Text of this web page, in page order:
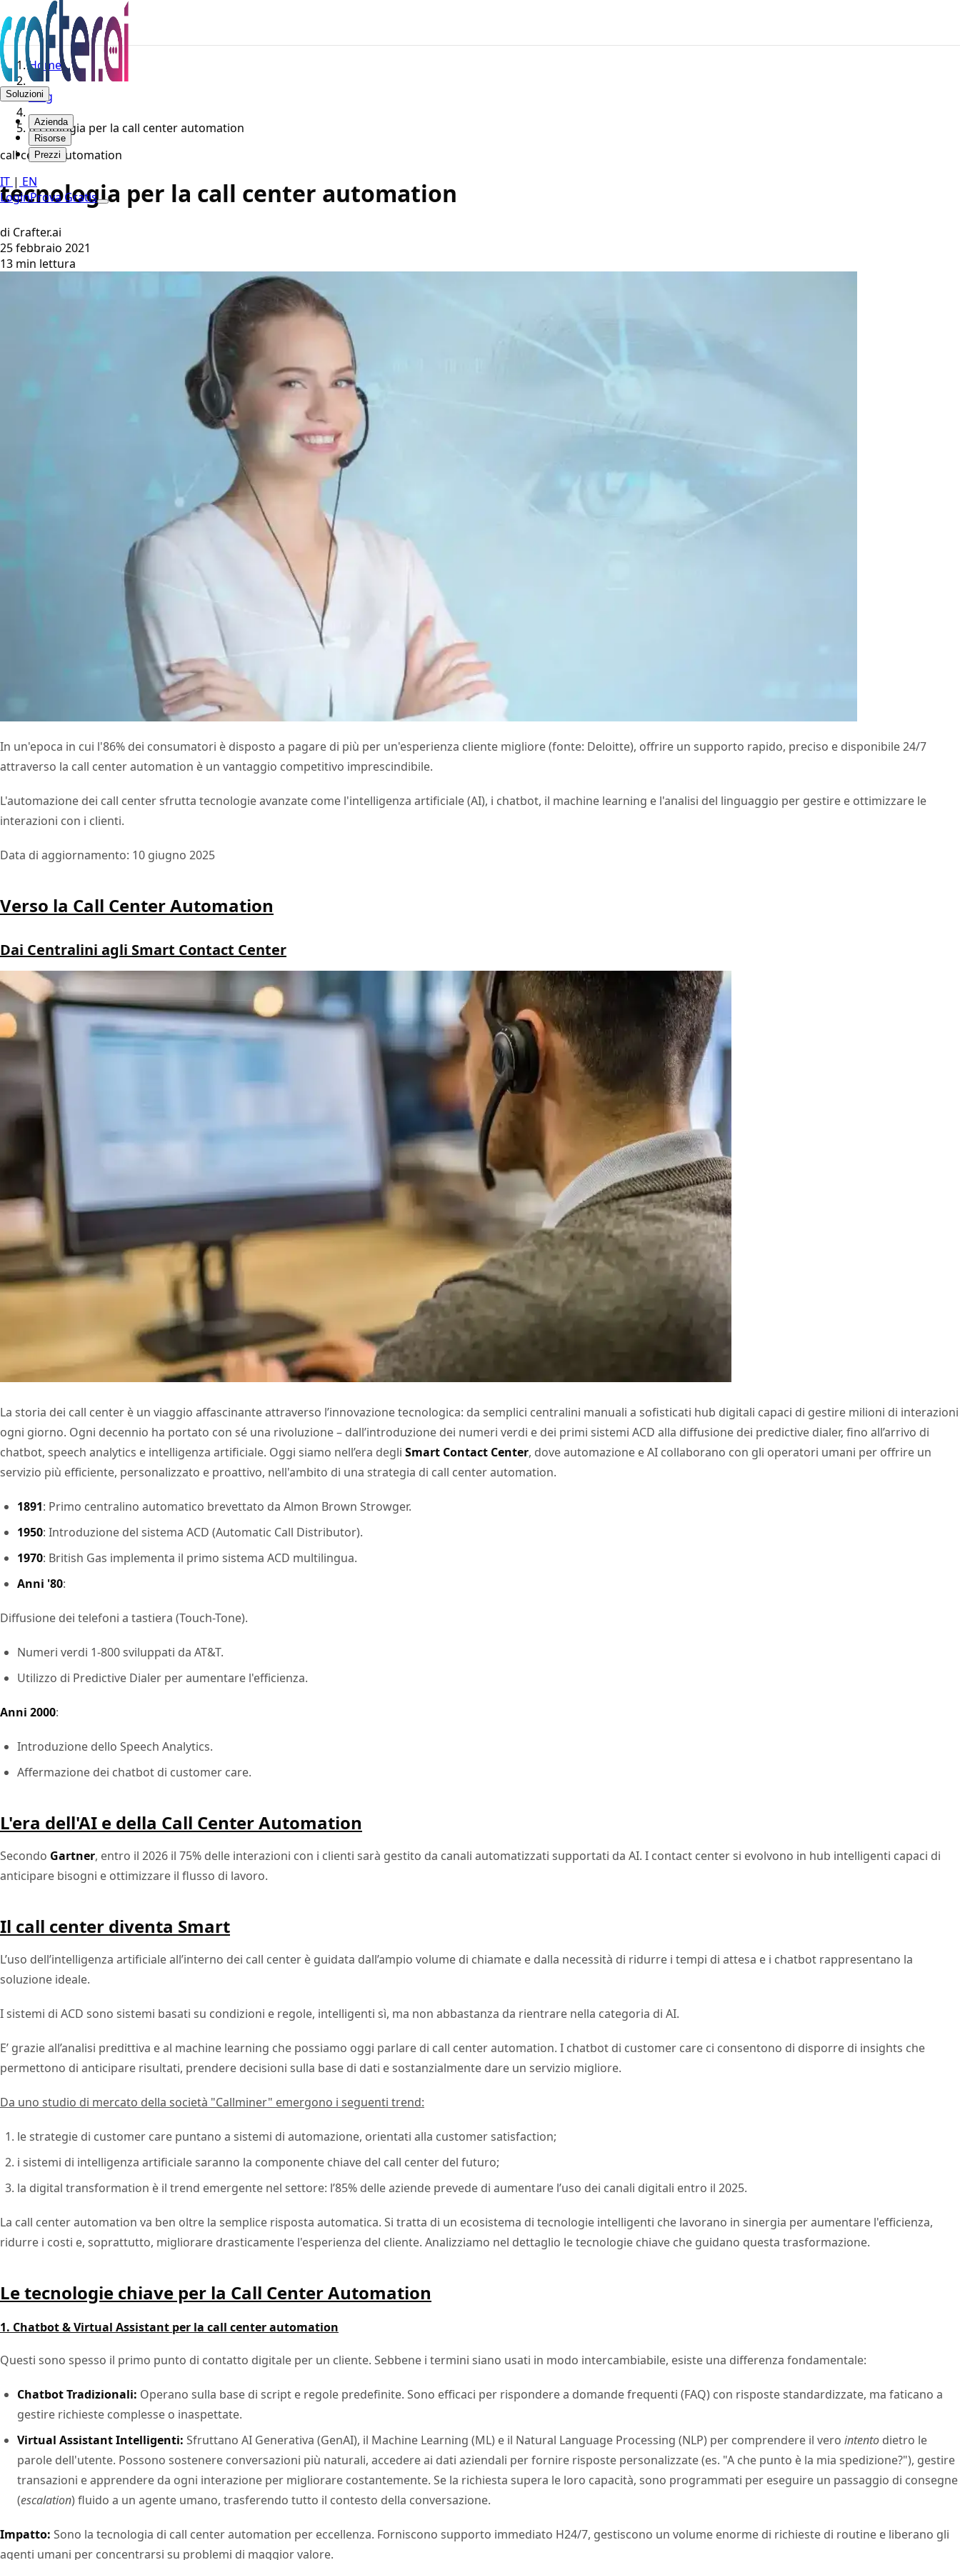
Soluzioni
Azienda
Risorse
Prezzi
IT | EN
LoginProva Gratis
Home
Blog
tecnologia per la call center automation
call center automation
tecnologia per la call center automation
di Crafter.ai
25 febbraio 2021
13 min lettura
In un'epoca in cui l'86% dei consumatori è disposto a pagare di più per un'esperienza cliente migliore (fonte: Deloitte), offrire un supporto rapido, preciso e disponibile 24/7
attraverso la call center automation è un vantaggio competitivo imprescindibile.
L'automazione dei call center sfrutta tecnologie avanzate come l'intelligenza artificiale (AI), i chatbot, il machine learning e l'analisi del linguaggio per gestire e ottimizzare le
interazioni con i clienti.
Data di aggiornamento: 10 giugno 2025
Verso la Call Center Automation
Dai Centralini agli Smart Contact Center
La storia dei call center è un viaggio affascinante attraverso l’innovazione tecnologica: da semplici centralini manuali a sofisticati hub digitali capaci di gestire milioni di interazioni
ogni giorno. Ogni decennio ha portato con sé una rivoluzione – dall’introduzione dei numeri verdi e dei primi sistemi ACD alla diffusione dei predictive dialer, fino all’arrivo di
chatbot, speech analytics e intelligenza artificiale. Oggi siamo nell’era degli Smart Contact Center, dove automazione e AI collaborano con gli operatori umani per offrire un
servizio più efficiente, personalizzato e proattivo, nell'ambito di una strategia di call center automation.
1891: Primo centralino automatico brevettato da Almon Brown Strowger.
1950: Introduzione del sistema ACD (Automatic Call Distributor).
1970: British Gas implementa il primo sistema ACD multilingua.
Anni '80:
Diffusione dei telefoni a tastiera (Touch-Tone).
Numeri verdi 1-800 sviluppati da AT&T.
Utilizzo di Predictive Dialer per aumentare l'efficienza.
Anni 2000:
Introduzione dello Speech Analytics.
Affermazione dei chatbot di customer care.
L'era dell'AI e della Call Center Automation
Secondo Gartner, entro il 2026 il 75% delle interazioni con i clienti sarà gestito da canali automatizzati supportati da AI. I contact center si evolvono in hub intelligenti capaci di
anticipare bisogni e ottimizzare il flusso di lavoro.
Il call center diventa Smart
L’uso dell’intelligenza artificiale all’interno dei call center è guidata dall’ampio volume di chiamate e dalla necessità di ridurre i tempi di attesa e i chatbot rappresentano la
soluzione ideale.
I sistemi di ACD sono sistemi basati su condizioni e regole, intelligenti sì, ma non abbastanza da rientrare nella categoria di AI.
E’ grazie all’analisi predittiva e al machine learning che possiamo oggi parlare di call center automation. I chatbot di customer care ci consentono di disporre di insights che
permettono di anticipare risultati, prendere decisioni sulla base di dati e sostanzialmente dare un servizio migliore.
Da uno studio di mercato della società "Callminer" emergono i seguenti trend:
le strategie di customer care puntano a sistemi di automazione, orientati alla customer satisfaction;
i sistemi di intelligenza artificiale saranno la componente chiave del call center del futuro;
la digital transformation è il trend emergente nel settore: l’85% delle aziende prevede di aumentare l’uso dei canali digitali entro il 2025.
La call center automation va ben oltre la semplice risposta automatica. Si tratta di un ecosistema di tecnologie intelligenti che lavorano in sinergia per aumentare l'efficienza,
ridurre i costi e, soprattutto, migliorare drasticamente l'esperienza del cliente. Analizziamo nel dettaglio le tecnologie chiave che guidano questa trasformazione.
Le tecnologie chiave per la Call Center Automation
1. Chatbot & Virtual Assistant per la call center automation
Questi sono spesso il primo punto di contatto digitale per un cliente. Sebbene i termini siano usati in modo intercambiabile, esiste una differenza fondamentale:
Chatbot Tradizionali: Operano sulla base di script e regole predefinite. Sono efficaci per rispondere a domande frequenti (FAQ) con risposte standardizzate, ma faticano a
gestire richieste complesse o inaspettate.
Virtual Assistant Intelligenti: Sfruttano AI Generativa (GenAI), il Machine Learning (ML) e il Natural Language Processing (NLP) per comprendere il vero intento dietro le
parole dell'utente. Possono sostenere conversazioni più naturali, accedere ai dati aziendali per fornire risposte personalizzate (es. "A che punto è la mia spedizione?"), gestire
transazioni e apprendere da ogni interazione per migliorare costantemente. Se la richiesta supera le loro capacità, sono programmati per eseguire un passaggio di consegne
(escalation) fluido a un agente umano, trasferendo tutto il contesto della conversazione.
Impatto: Sono la tecnologia di call center automation per eccellenza. Forniscono supporto immediato H24/7, gestiscono un volume enorme di richieste di routine e liberano gli
agenti umani per concentrarsi su problemi di maggior valore.